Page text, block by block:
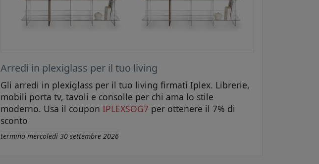
Arredi in plexiglass per il tuo living
Gli arredi in plexiglass per il tuo living firmati Iplex. Librerie,
mobili porta tv, tavoli e consolle per chi ama lo stile
moderno. Usa il coupon IPLEXSOG7 per ottenere il 7% di
sconto
termina mercoledì 30 settembre 2026